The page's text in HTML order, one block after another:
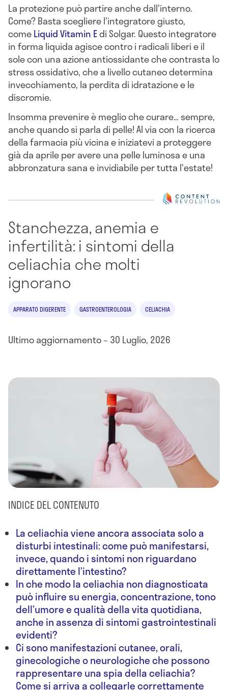
La protezione può partire anche dall'interno.
Come? Basta scegliere l'integratore giusto,
comeLiquid Vitamin Edi Solgar. Questo integratore
in forma liquida agisce contro i radicali liberi e il
sole con una azione antiossidante che contrasta lo
stress ossidativo, che a livello cutaneo determina
invecchiamento, la perdita di idratazione e le
discromie.
Insomma prevenire è meglio che curare… sempre,
anche quando si parla di pelle! Al via con la ricerca
della farmacia più vicina e iniziatevi a proteggere
già da aprile per avere una pelle luminosa e una
abbronzatura sana e invidiabile per tutta l'estate!
Stanchezza, anemia e
infertilità: i sintomi della
celiachia che molti
ignorano
APPARATO DIGERENTE GASTROENTEROLOGIA CELIACHIA
Ultimo aggiornamento – 30 Luglio, 2026
INDICE DEL CONTENUTO
La celiachia viene ancora associata solo a
disturbi intestinali: come può manifestarsi,
invece, quando i sintomi non riguardano
direttamente l’intestino?
In che modo la celiachia non diagnosticata
può influire su energia, concentrazione, tono
dell’umore e qualità della vita quotidiana,
anche in assenza di sintomi gastrointestinali
evidenti?
Ci sono manifestazioni cutanee, orali,
ginecologiche o neurologiche che possono
rappresentare una spia della celiachia?
Come si arriva a collegarle correttamente